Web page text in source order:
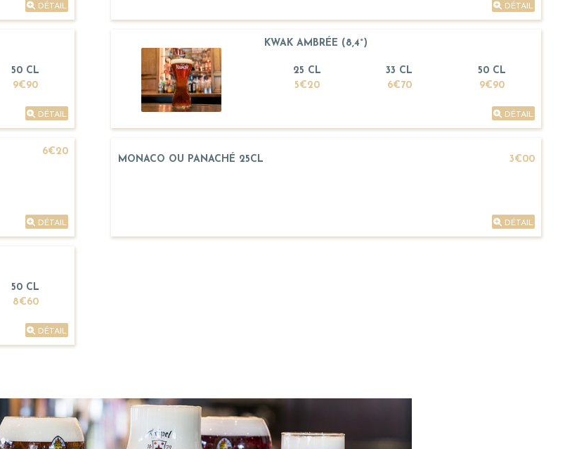
DÉTAIL DÉTAIL
50 CL
9€90
DÉTAIL
KWAK AMBRÉE (8,4°)
25 CL
5€20
33 CL
6€70
50 CL
9€90
DÉTAIL
6€20
DÉTAIL
MONACO OU PANACHÉ 25CL 3€00
DÉTAIL
50 CL
8€60
DÉTAIL